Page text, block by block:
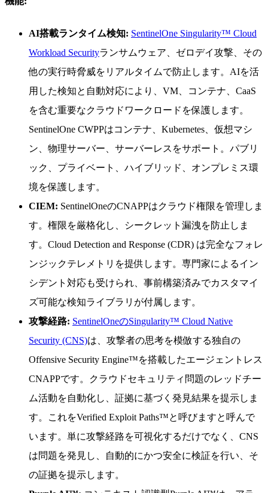
AI搭載ランタイム検知: SentinelOne Singularity™ Cloud
Workload Securityランサムウェア、ゼロデイ攻撃、その
他の実行時脅威をリアルタイムで防止します。AIを活
用した検知と自動対応により、VM、コンテナ、CaaS
を含む重要なクラウドワークロードを保護します。
SentinelOne CWPPはコンテナ、Kubernetes、仮想マシ
ン、物理サーバー、サーバーレスをサポート。パブリ
ック、プライベート、ハイブリッド、オンプレミス環
境を保護します。
CIEM: SentinelOneのCNAPPはクラウド権限を管理しま
す。権限を厳格化し、シークレット漏洩を防止しま
す。Cloud Detection and Response (CDR) は完全なフォレ
ンジックテレメトリを提供します。専門家によるイン
シデント対応も受けられ、事前構築済みでカスタマイ
ズ可能な検知ライブラリが付属します。
攻撃経路: SentinelOneのSingularity™ Cloud Native
Security (CNS)は、攻撃者の思考を模倣する独自の
Offensive Security Engine™を搭載したエージェントレス
CNAPPです。クラウドセキュリティ問題のレッドチー
ム活動を自動化し、証拠に基づく発見結果を提示しま
す。これをVerified Exploit Paths™と呼びますと呼んで
います。単に攻撃経路を可視化するだけでなく、CNS
は問題を発見し、自動的にかつ安全に検証を行い、そ
の証拠を提示します。